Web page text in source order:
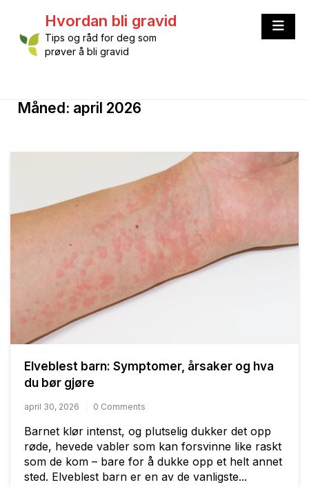
content
Hvordan bli gravid
Tips og råd for deg som
prøver å bli gravid
Måned: april 2026
Elveblest barn: Symptomer, årsaker og hva
du bør gjøre
april 30, 2026 0 Comments
Barnet klør intenst, og plutselig dukker det opp
røde, hevede vabler som kan forsvinne like raskt
som de kom – bare for å dukke opp et helt annet
sted. Elveblest barn er en av de vanligste...